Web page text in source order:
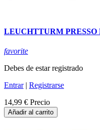
LEUCHTTURM PRESSO
favorite
Debes de estar registrado
Entrar| Registrarse
14,99 € Precio
Añadir al carrito